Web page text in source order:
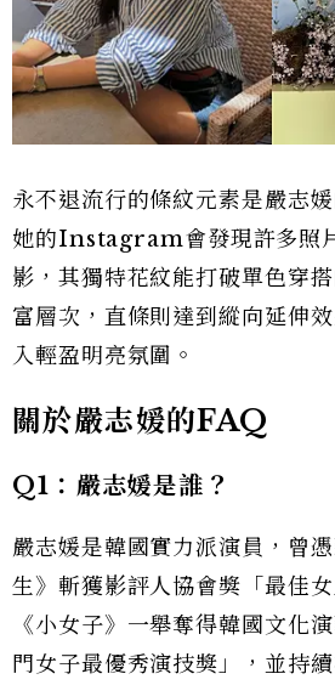
永不退流行的條紋元素是嚴志
她的Instagram會發現許多照
影，其獨特花紋能打破單色穿
富層次，直條則達到縱向延伸
入輕盈明亮氛圍。
關於嚴志媛的FAQ
Q1：嚴志媛是誰？
嚴志媛是韓國實力派演員，曾
生》斬獲影評人協會獎「最佳
《小女子》一舉奪得韓國文化
門女子最優秀演技獎」，並持